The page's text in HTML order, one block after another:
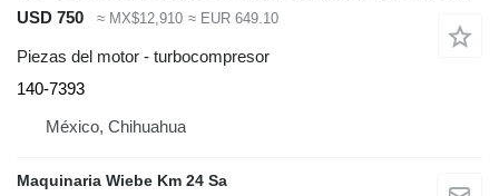
USD 750 ≈ MX$12,910 ≈ EUR 649.10
Piezas del motor - turbocompresor
140-7393
México, Chihuahua
Maquinaria Wiebe Km 24 Sa